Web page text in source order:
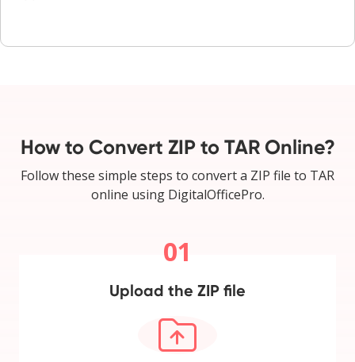
How to Convert ZIP to TAR Online?
Follow these simple steps to convert a ZIP file to TAR
online using DigitalOfficePro.
01
Upload the ZIP file